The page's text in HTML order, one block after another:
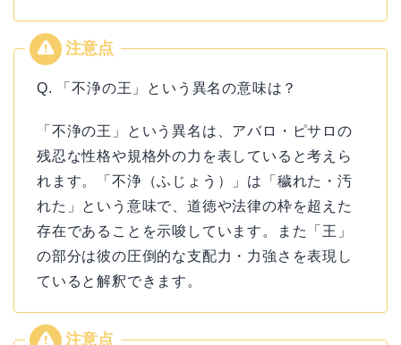
Q. 「不浄の王」という異名の意味は？
「不浄の王」という異名は、アバロ・ピサロの
残忍な性格や規格外の力を表していると考えら
れます。「不浄（ふじょう）」は「穢れた・汚
れた」という意味で、道徳や法律の枠を超えた
存在であることを示唆しています。また「王」
の部分は彼の圧倒的な支配力・力強さを表現し
ていると解釈できます。